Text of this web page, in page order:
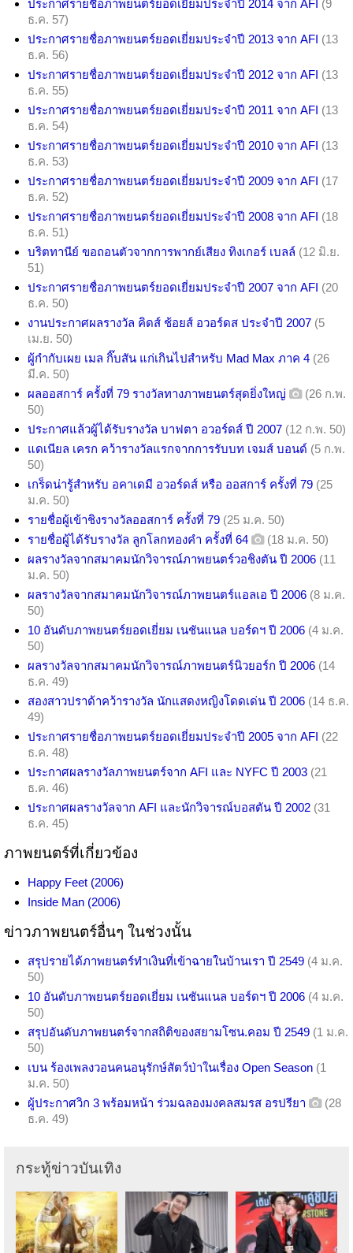
ประกาศรายชื่อภาพยนตร์ยอดเยี่ยมประจำปี 2014 จาก AFI (9
ธ.ค. 57)
ประกาศรายชื่อภาพยนตร์ยอดเยี่ยมประจำปี 2013 จาก AFI (13
ธ.ค. 56)
ประกาศรายชื่อภาพยนตร์ยอดเยี่ยมประจำปี 2012 จาก AFI (13
ธ.ค. 55)
ประกาศรายชื่อภาพยนตร์ยอดเยี่ยมประจำปี 2011 จาก AFI (13
ธ.ค. 54)
ประกาศรายชื่อภาพยนตร์ยอดเยี่ยมประจำปี 2010 จาก AFI (13
ธ.ค. 53)
ประกาศรายชื่อภาพยนตร์ยอดเยี่ยมประจำปี 2009 จาก AFI (17
ธ.ค. 52)
ประกาศรายชื่อภาพยนตร์ยอดเยี่ยมประจำปี 2008 จาก AFI (18
ธ.ค. 51)
บริตทานีย์ ขอถอนตัวจากการพากย์เสียง ทิงเกอร์ เบลล์ (12 มิ.ย.
51)
ประกาศรายชื่อภาพยนตร์ยอดเยี่ยมประจำปี 2007 จาก AFI (20
ธ.ค. 50)
งานประกาศผลรางวัล คิดส์ ช้อยส์ อวอร์ดส ประจำปี 2007 (5
เม.ย. 50)
ผู้กำกับเผย เมล กิ๊บสัน แก่เกินไปสำหรับ Mad Max ภาค 4 (26
มี.ค. 50)
ผลออสการ์ ครั้งที่ 79 รางวัลทางภาพยนตร์สุดยิ่งใหญ่
(26 ก.พ.
50)
ประกาศแล้วผู้ได้รับรางวัล บาฟตา อวอร์ดส์ ปี 2007 (12 ก.พ. 50)
แดเนียล เครก คว้ารางวัลแรกจากการรับบท เจมส์ บอนด์ (5 ก.พ.
50)
เกร็ดน่ารู้สำหรับ อคาเดมี อวอร์ดส์ หรือ ออสการ์ ครั้งที่ 79 (25
ม.ค. 50)
รายชื่อผู้เข้าชิงรางวัลออสการ์ ครั้งที่ 79 (25 ม.ค. 50)
รายชื่อผู้ได้รับรางวัล ลูกโลกทองคำ ครั้งที่ 64
(18 ม.ค. 50)
ผลรางวัลจากสมาคมนักวิจารณ์ภาพยนตร์วอชิงตัน ปี 2006 (11
ม.ค. 50)
ผลรางวัลจากสมาคมนักวิจารณ์ภาพยนตร์แอลเอ ปี 2006 (8 ม.ค.
50)
10 อันดับภาพยนตร์ยอดเยี่ยม เนชันแนล บอร์ดฯ ปี 2006 (4 ม.ค.
50)
ผลรางวัลจากสมาคมนักวิจารณ์ภาพยนตร์นิวยอร์ก ปี 2006 (14
ธ.ค. 49)
สองสาวปราด้าคว้ารางวัล นักแสดงหญิงโดดเด่น ปี 2006 (14 ธ.ค.
49)
ประกาศรายชื่อภาพยนตร์ยอดเยี่ยมประจำปี 2005 จาก AFI (22
ธ.ค. 48)
ประกาศผลรางวัลภาพยนตร์จาก AFI และ NYFC ปี 2003 (21
ธ.ค. 46)
ประกาศผลรางวัลจาก AFI และนักวิจารณ์บอสตัน ปี 2002 (31
ธ.ค. 45)
ภาพยนตร์ที่เกี่ยวข้อง
Happy Feet (2006)
Inside Man (2006)
ข่าวภาพยนตร์อื่นๆ ในช่วงนั้น
สรุปรายได้ภาพยนตร์ทำเงินที่เข้าฉายในบ้านเรา ปี 2549 (4 ม.ค.
50)
10 อันดับภาพยนตร์ยอดเยี่ยม เนชันแนล บอร์ดฯ ปี 2006 (4 ม.ค.
50)
สรุปอันดับภาพยนตร์จากสถิติของสยามโซน.คอม ปี 2549 (1 ม.ค.
50)
เบน ร้องเพลงวอนคนอนุรักษ์สัตว์ป่าในเรื่อง Open Season (1
ม.ค. 50)
ผู้ประกาศวิก 3 พร้อมหน้า ร่วมฉลองมงคลสมรส อรปรียา
(28
ธ.ค. 49)
กระทู้ข่าวบันเทิง